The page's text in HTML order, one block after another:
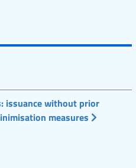
issuance without prior
measures